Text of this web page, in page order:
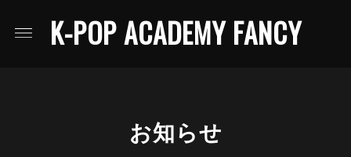
K-POP ACADEMY FANCY
お知らせ